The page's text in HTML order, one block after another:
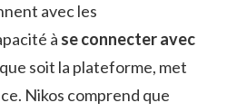
avec les
à se connecter avec
soit la plateforme, met
Nikos comprend que